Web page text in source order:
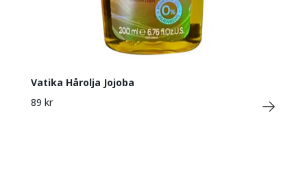
Vatika Hårolja Jojoba
89 kr